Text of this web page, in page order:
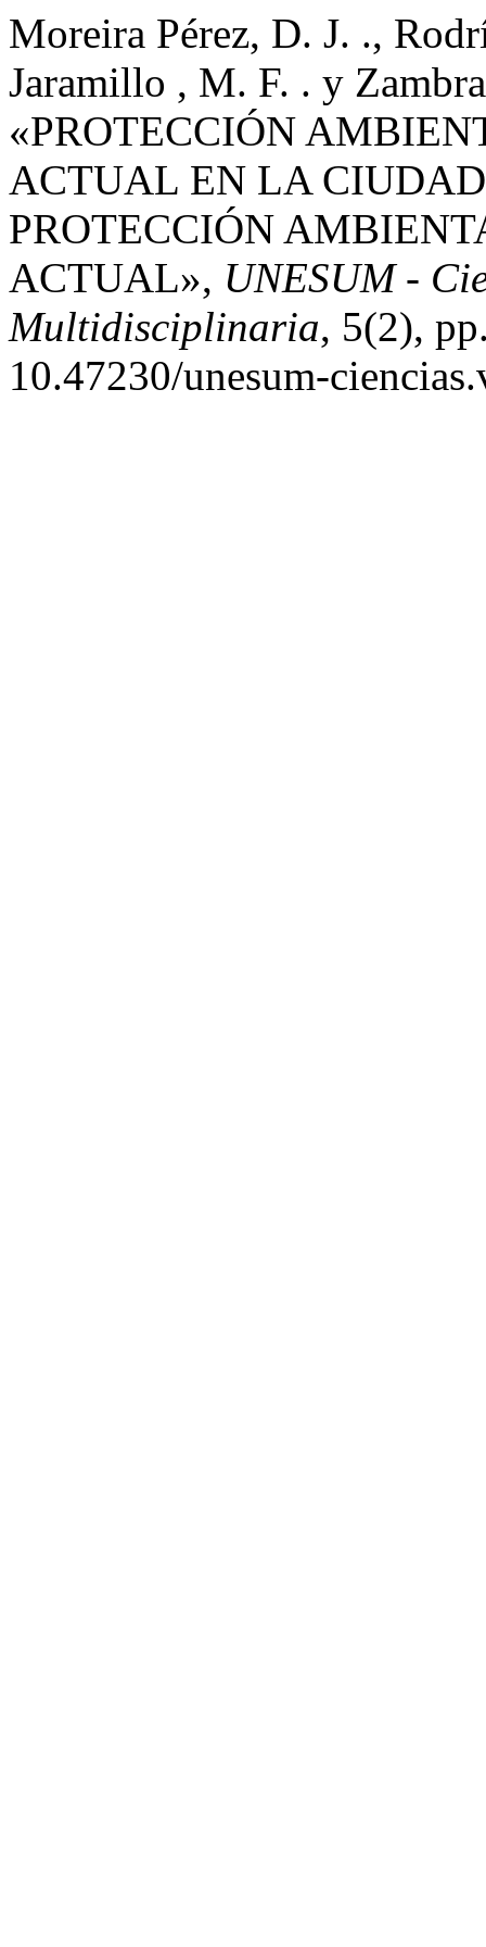
Moreira Pérez, D. J. .,
Jaramillo , M. F. . y
«PROTECCIÓN
ACTUAL EN LA
PROTECCIÓN
ACTUAL», UNESUM -
Multidisciplinaria, 5(2),
10.47230/unesum-